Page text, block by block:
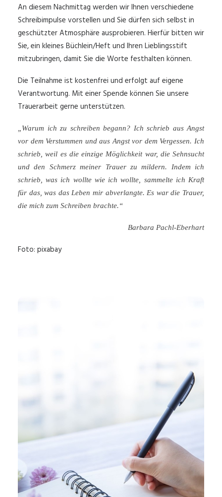
An diesem Nachmittag werden wir Ihnen verschiedene
Schreibimpulse vorstellen und Sie dürfen sich selbst in
geschützter Atmosphäre ausprobieren. Hierfür bitten wir
Sie, ein kleines Büchlein/Heft und Ihren Lieblingsstift
mitzubringen, damit Sie die Worte festhalten können.
Die Teilnahme ist kostenfrei und erfolgt auf eigene
Verantwortung. Mit einer Spende können Sie unsere
Trauerarbeit gerne unterstützen.
„Warum ich zu schreiben begann? Ich schrieb aus Angst
vor dem Verstummen und aus Angst vor dem Vergessen. Ich
schrieb, weil es die einzige Möglichkeit war, die Sehnsucht
und den Schmerz meiner Trauer zu mildern. Indem ich
schrieb, was ich wollte wie ich wollte, sammelte ich Kraft
für das, was das Leben mir abverlangte. Es war die Trauer,
die mich zum Schreiben brachte.“
Barbara Pachl-Eberhart
Foto: pixabay